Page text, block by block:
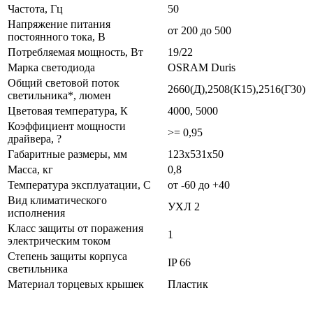
Частота, Гц
50
Напряжение питания
постоянного тока, В
от 200 до 500
Потребляемая мощность, Вт
19/22
Марка светодиода
OSRAM Duris
Общий световой поток
светильника*, люмен
2660(Д),2508(К15),2516(Г30)
Цветовая температура, К
4000, 5000
Коэффициент мощности
драйвера, ?
>= 0,95
Габаритные размеры, мм
123х531х50
Масса, кг
0,8
Температура эксплуатации, С
от -60 до +40
Вид климатического
исполнения
УХЛ 2
Класс защиты от поражения
электрическим током
1
Степень защиты корпуса
светильника
IP 66
Материал торцевых крышек
Пластик